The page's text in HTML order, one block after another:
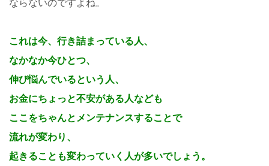
ならないのですよね。
これは今、行き詰まっている人、
なかなか今ひとつ、
伸び悩んでいるという人、
お金にちょっと不安がある人なども
ここをちゃんとメンテナンスすることで
流れが変わり、
起きることも変わっていく人が多いでしょう。